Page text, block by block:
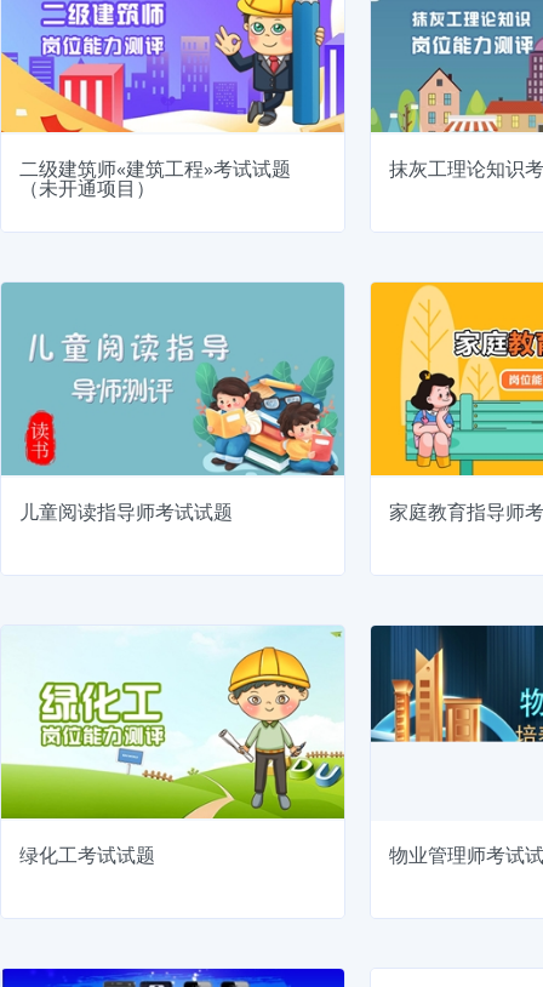
二级建筑师«建筑工程»考试试题
（未开通项目）
抹灰工理论知识
儿童阅读指导师考试试题 家庭教育指导师
绿化工考试试题 物业管理师考试